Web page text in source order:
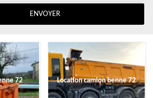
72 Location camion benne 72